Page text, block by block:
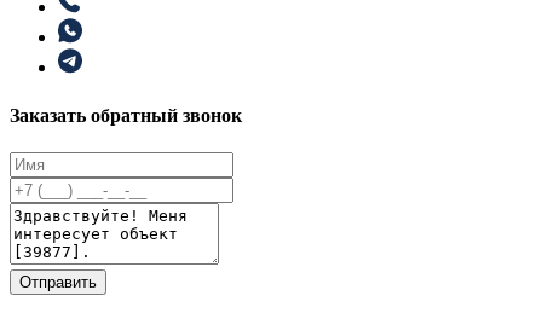
Заказать обратный звонок
Отправить